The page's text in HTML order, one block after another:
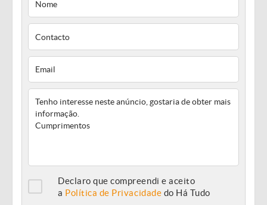
Declaro que compreendi e aceito
a Política de Privacidade do Há Tudo